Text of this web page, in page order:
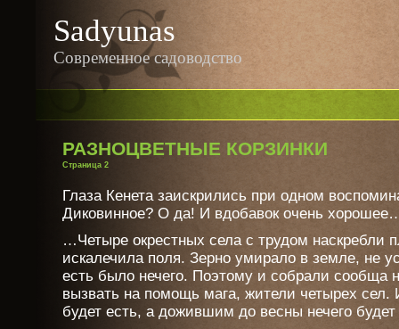
Sadyunas
Современное садоводство
РАЗНОЦВЕТНЫЕ КОРЗИНКИ
Страница 2
Глаза Кенета заискрились при одном
Диковинное? О да! И вдобавок очень
…Четыре окрестных села с трудом наскребли
искалечила поля. Зерно умирало в земле, не
есть было нечего. Поэтому и собрали сообща
вызвать на помощь мага, жители четырех сел.
будет есть, а дожившим до весны нечего будет